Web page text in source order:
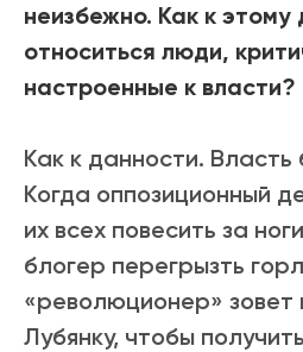
неизбежно. Как к
относиться люди,
настроенные к власти?
Как к данности. Власть
Когда оппозиционный
их всех повесить за
блогер перегрызть
«революционер» зовет
Лубянку, чтобы